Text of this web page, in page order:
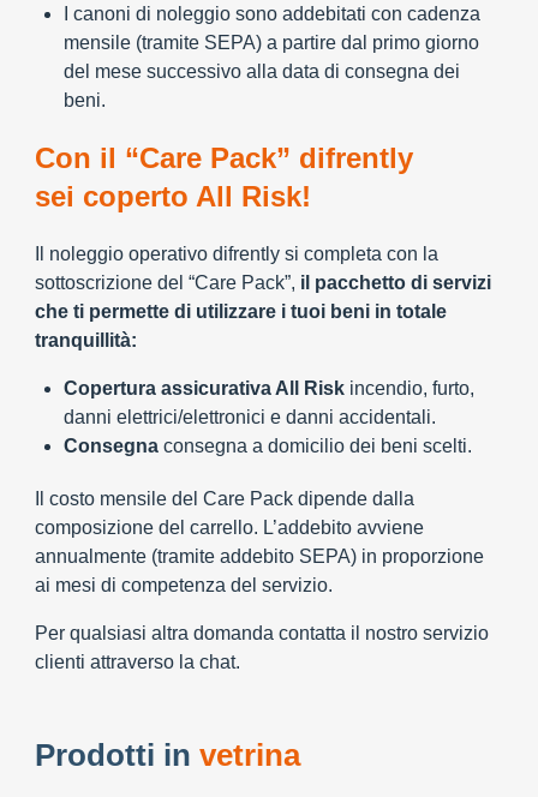
I canoni di noleggio sono addebitati con cadenza
mensile (tramite SEPA) a partire dal primo giorno
del mese successivo alla data di consegna dei
beni.
Con il “Care Pack” difrently
sei coperto All Risk!
Il noleggio operativo difrently si completa con la
sottoscrizione del “Care Pack”, il pacchetto di servizi
che ti permette di utilizzare i tuoi beni in totale
tranquillità:
Copertura assicurativa All Risk incendio, furto,
danni elettrici/elettronici e danni accidentali.
Consegna consegna a domicilio dei beni scelti.
Il costo mensile del Care Pack dipende dalla
composizione del carrello. L’addebito avviene
annualmente (tramite addebito SEPA) in proporzione
ai mesi di competenza del servizio.
Per qualsiasi altra domanda contatta il nostro servizio
clienti attraverso la chat.
Prodotti in vetrina